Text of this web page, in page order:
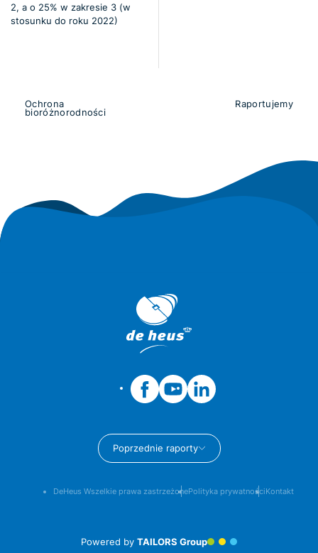
2, a o 25% w zakresie 3 (w
stosunku do roku 2022)
Ochrona
bioróżnorodności
Raportujemy
Poprzednie raporty
DeHeus Wszelkie prawa zastrzeżonePolityka prywatnościKontakt
Powered by TAILORS Group